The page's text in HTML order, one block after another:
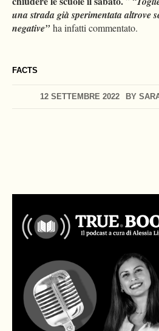
FACTS
12 SETTEMBRE 2022 BY
una strada già sperimentata altrove
negative”ha infatti commentato.